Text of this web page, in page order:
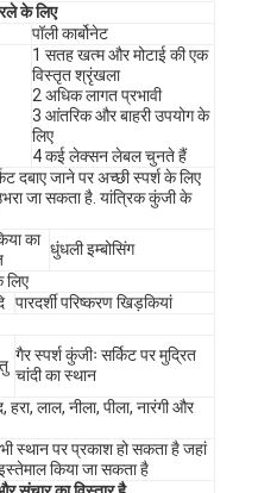
के लिए
पॉली कार्बोनेट
1 सतह खत्म और मोटाई की एक
विस्तृत श्रृंखला
2 अधिक लागत प्रभावी
3 आंतरिक और बाहरी उपयोग के
लिए
4 कई लेक्सन लेबल चुनते हैं
दबाए जाने पर अच्छी स्पर्श के लिए
जा सकता है. यांत्रिक कुंजी के
का धुंधली इम्बोसिंग
लिए
पारदर्शी परिष्करण खिड़कियां
गैर स्पर्श कुंजीः सर्किट पर मुद्रित
चांदी का स्थान
लाल, नीला, पीला, नारंगी और
स्थान पर प्रकाश हो सकता है जहां
किया जा सकता है